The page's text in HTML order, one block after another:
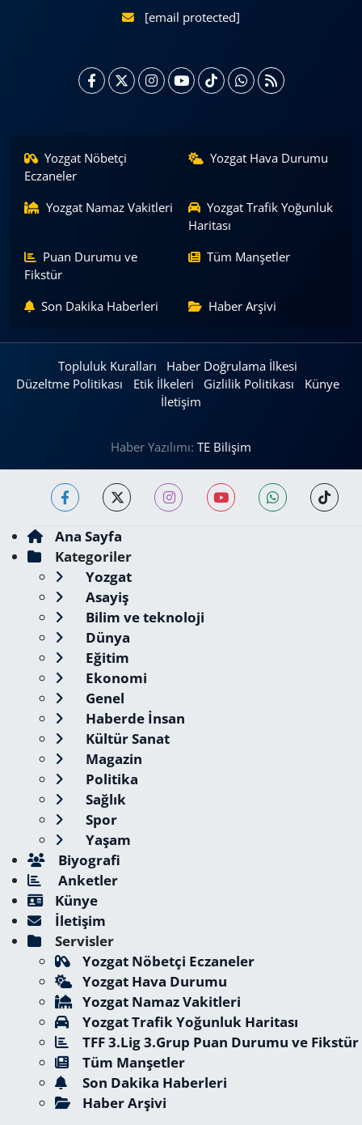
[email protected]
Yozgat Nöbetçi
Eczaneler
Yozgat Hava Durumu
Yozgat Namaz Vakitleri
Yozgat Trafik Yoğunluk
Haritası
Puan Durumu ve
Fikstür
Tüm Manşetler
Son Dakika Haberleri Haber Arşivi
Topluluk Kuralları
Haber Doğrulama İlkesi
Düzeltme Politikası
Etik İlkeleri Gizlilik Politikası
Künye
İletişim
Haber Yazılımı: TE Bilişim
Ana Sayfa
Kategoriler
Yozgat
Asayiş
Bilim ve teknoloji
Dünya
Eğitim
Ekonomi
Genel
Haberde İnsan
Kültür Sanat
Magazin
Politika
Sağlık
Spor
Yaşam
Biyografi
Anketler
Künye
İletişim
Servisler
Yozgat Nöbetçi Eczaneler
Yozgat Hava Durumu
Yozgat Namaz Vakitleri
Yozgat Trafik Yoğunluk Haritası
TFF 3.Lig 3.Grup Puan Durumu ve Fikstür
Tüm Manşetler
Son Dakika Haberleri
Haber Arşivi